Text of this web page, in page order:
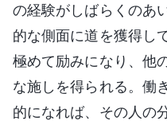
の経験がしばらくのあ
的な側面に道を獲得し
極めて励みになり、他
な施しを得られる。働
的になれば、その人の